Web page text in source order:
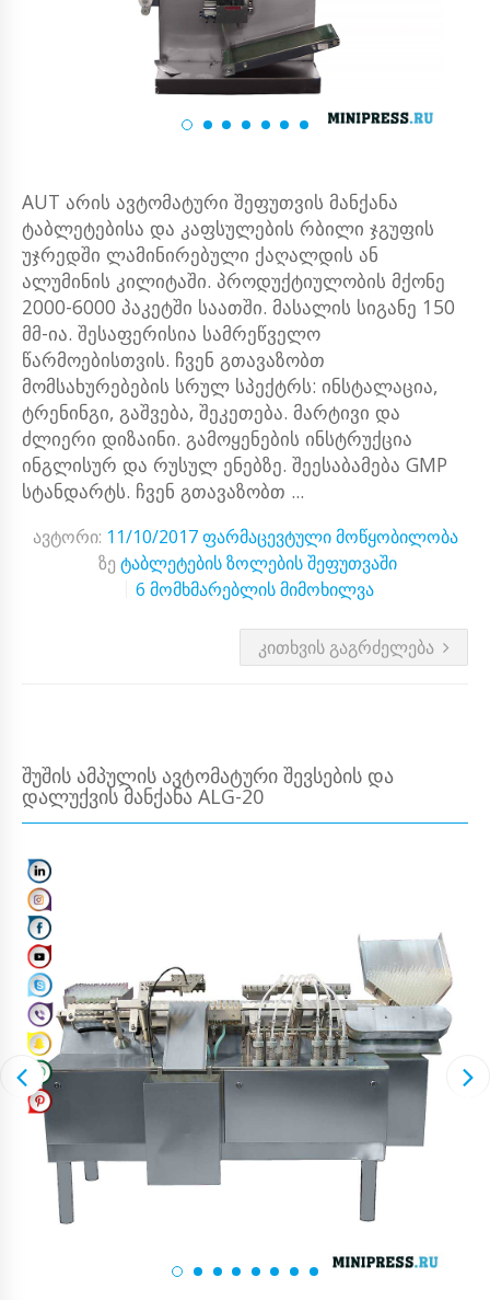
AUT არის ავტომატური შეფუთვის მანქანა
ტაბლეტებისა და კაფსულების რბილი ჯგუფის
უჯრედში ლამინირებული ქაღალდის ან
ალუმინის კილიტაში. პროდუქტიულობის მქონე
2000-6000 პაკეტში საათში. მასალის სიგანე 150
მმ-ია. შესაფერისია სამრეწველო
წარმოებისთვის. ჩვენ გთავაზობთ
მომსახურებების სრულ სპექტრს: ინსტალაცია,
ტრენინგი, გაშვება, შეკეთება. მარტივი და
ძლიერი დიზაინი. გამოყენების ინსტრუქცია
ინგლისურ და რუსულ ენებზე. შეესაბამება GMP
სტანდარტს. ჩვენ გთავაზობთ ...
ავტორი: 11/10/2017 ფარმაცევტული მოწყობილობა
ზე ტაბლეტების ზოლების შეფუთვაში
6 მომხმარებლის მიმოხილვა
ᲙᲘᲗᲮᲕᲘᲡ ᲒᲐᲒᲠᲫᲔᲚᲔᲑᲐ
ᲨᲣᲨᲘᲡ ᲐᲛᲞᲣᲚᲘᲡ ᲐᲕᲢᲝᲛᲐᲢᲣᲠᲘ ᲨᲔᲕᲡᲔᲑᲘᲡ ᲓᲐ
ᲓᲐᲚᲣᲥᲕᲘᲡ ᲛᲐᲜᲥᲐᲜᲐ ALG-20